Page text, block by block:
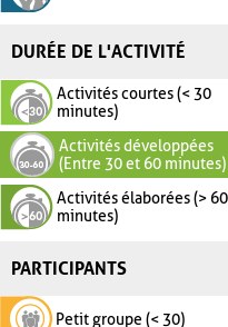
DURÉE DE L'ACTIVITÉ
Activités courtes (< 30
minutes)
Activités développées
(Entre 30 et 60 minutes)
Activités élaborées (> 60
minutes)
PARTICIPANTS
Petit groupe (< 30)